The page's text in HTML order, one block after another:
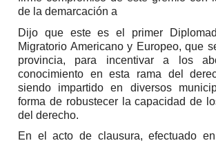
de la demarcación a
Dijo que este es el primer
Migratorio Americano y Europeo, que
provincia, para incentivar a los
conocimiento en esta rama del
siendo impartido en diversos
forma de robustecer la capacidad de
del derecho.
En el acto de clausura, efectuado